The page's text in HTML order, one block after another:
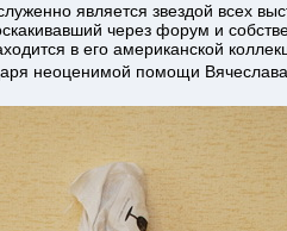
является звездой всех
через форум и
в его американской
неоценимой помощи